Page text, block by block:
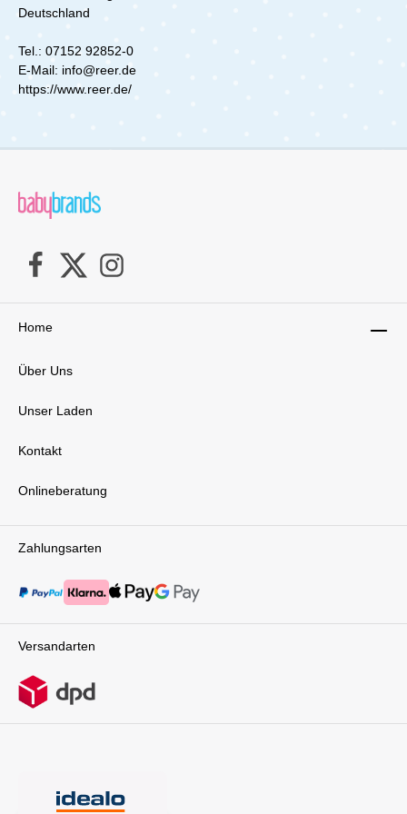
ideale Ergänzung zu PHILIPS AVENT
Muttermilch im Kühl- oder Gefrierschrank
erfolgt ohne Bedenken, da die Becher sicher
verschlossen sind. Wenn die Becher nicht in
Muttermilch
Deutschland
Tel.: 07152 92852-0
E-Mail: info@reer.de
https://www.reer.de/
Zahlungsarten
Versandarten
Home
Über Uns
Unser Laden
Kontakt
Onlineberatung